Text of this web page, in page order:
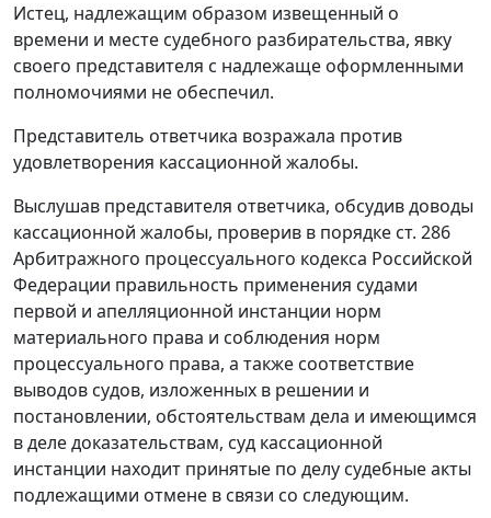
Истец, надлежащим образом извещенный о
времени и месте судебного разбирательства, явку
своего представителя с надлежаще оформленными
полномочиями не обеспечил.
Представитель ответчика возражала против
удовлетворения кассационной жалобы.
Выслушав представителя ответчика, обсудив доводы
кассационной жалобы, проверив в порядке ст. 286
Арбитражного процессуального кодекса Российской
Федерации правильность применения судами
первой и апелляционной инстанции норм
материального права и соблюдения норм
процессуального права, а также соответствие
выводов судов, изложенных в решении и
постановлении, обстоятельствам дела и имеющимся
в деле доказательствам, суд кассационной
инстанции находит принятые по делу судебные акты
подлежащими отмене в связи со следующим.